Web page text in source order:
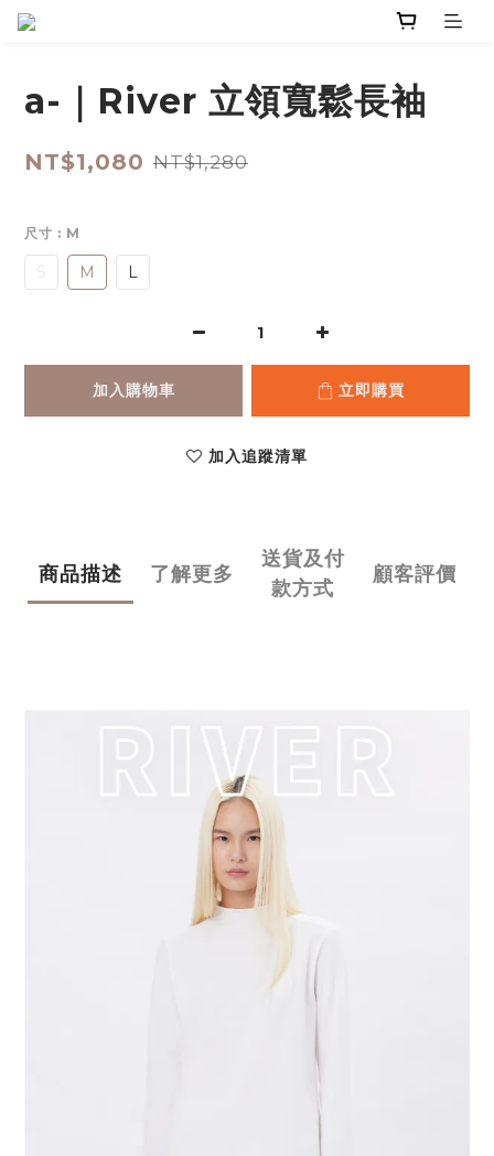
a-｜River 立領寬鬆長袖
NT$1,080 NT$1,280
尺寸 : M
S M L
加入購物車 立即購買
加入追蹤清單
商品描述 了解更多
送貨及付
款方式
顧客評價